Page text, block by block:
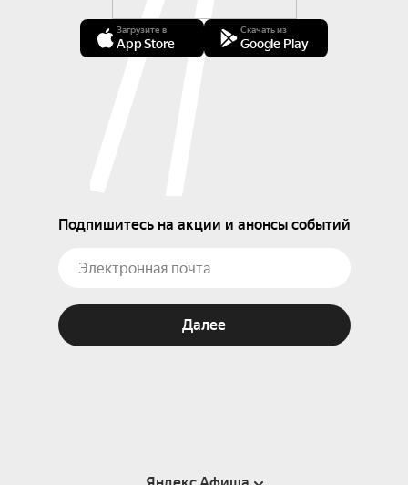
Загрузите в
App Store
Скачать из
Google Play
Подпишитесь на акции и анонсы событий
Далее